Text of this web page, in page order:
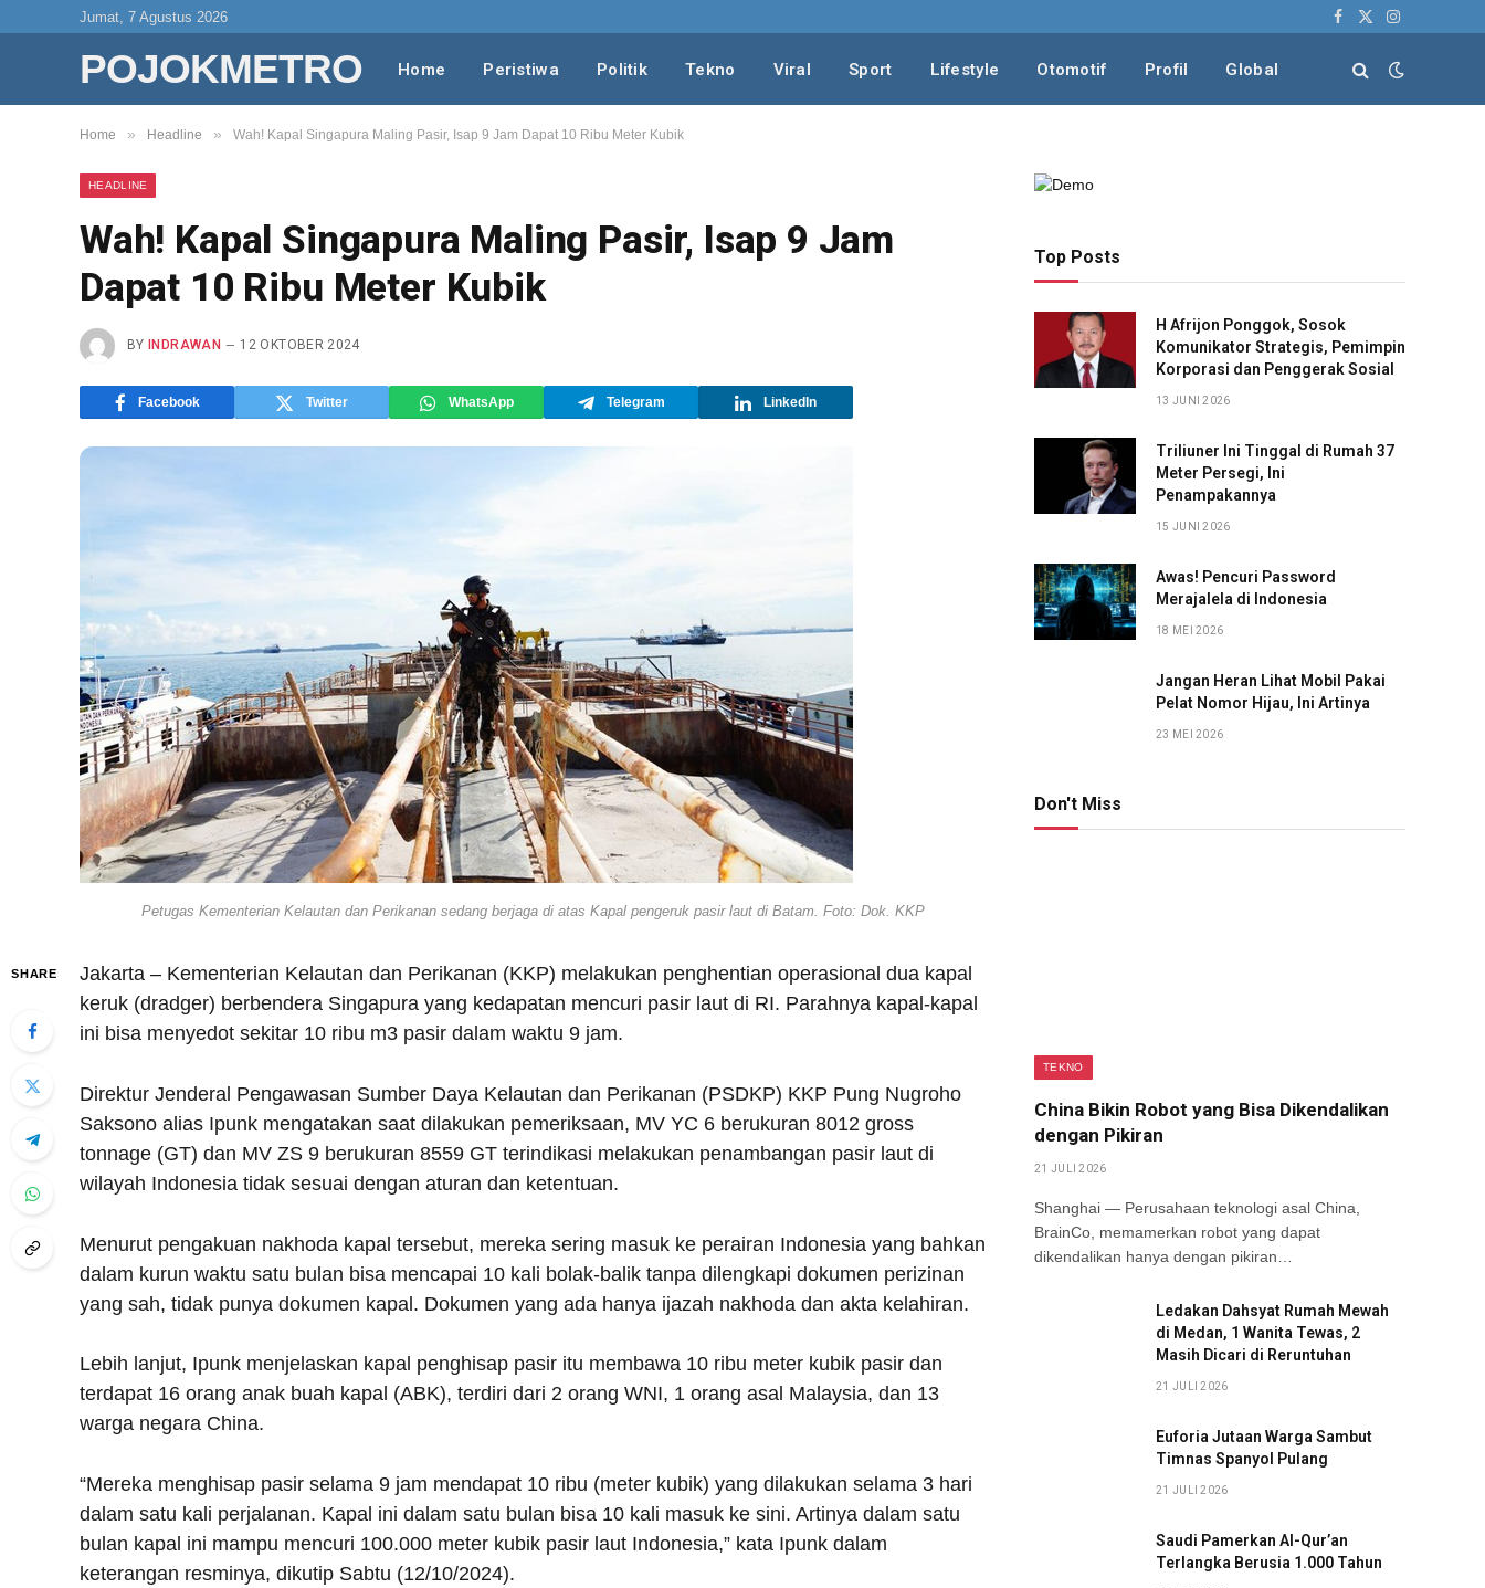
Jumat, 7 Agustus 2026
Facebook
X
Instagram
POJOKMETRO Home Peristiwa Politik Tekno Viral Sport Lifestyle Otomotif Profil Global
Home » Headline » Wah! Kapal Singapura Maling Pasir, Isap 9 Jam Dapat 10 Ribu Meter Kubik
HEADLINE
Wah! Kapal Singapura Maling Pasir, Isap 9 Jam
Dapat 10 Ribu Meter Kubik
BY INDRAWAN 12 OKTOBER 2024
Facebook Twitter WhatsApp Telegram LinkedIn
Petugas Kementerian Kelautan dan Perikanan sedang berjaga di atas Kapal pengeruk pasir laut di Batam. Foto: Dok. KKP
SHARE
Jakarta – Kementerian Kelautan dan Perikanan (KKP) melakukan penghentian operasional dua kapal
keruk (dradger) berbendera Singapura yang kedapatan mencuri pasir laut di RI. Parahnya kapal-kapal
ini bisa menyedot sekitar 10 ribu m3 pasir dalam waktu 9 jam.
Direktur Jenderal Pengawasan Sumber Daya Kelautan dan Perikanan (PSDKP) KKP Pung Nugroho
Saksono alias Ipunk mengatakan saat dilakukan pemeriksaan, MV YC 6 berukuran 8012 gross
tonnage (GT) dan MV ZS 9 berukuran 8559 GT terindikasi melakukan penambangan pasir laut di
wilayah Indonesia tidak sesuai dengan aturan dan ketentuan.
Menurut pengakuan nakhoda kapal tersebut, mereka sering masuk ke perairan Indonesia yang bahkan
dalam kurun waktu satu bulan bisa mencapai 10 kali bolak-balik tanpa dilengkapi dokumen perizinan
yang sah, tidak punya dokumen kapal. Dokumen yang ada hanya ijazah nakhoda dan akta kelahiran.
Lebih lanjut, Ipunk menjelaskan kapal penghisap pasir itu membawa 10 ribu meter kubik pasir dan
terdapat 16 orang anak buah kapal (ABK), terdiri dari 2 orang WNI, 1 orang asal Malaysia, dan 13
warga negara China.
“Mereka menghisap pasir selama 9 jam mendapat 10 ribu (meter kubik) yang dilakukan selama 3 hari
dalam satu kali perjalanan. Kapal ini dalam satu bulan bisa 10 kali masuk ke sini. Artinya dalam satu
bulan kapal ini mampu mencuri 100.000 meter kubik pasir laut Indonesia,” kata Ipunk dalam
keterangan resminya, dikutip Sabtu (12/10/2024).
Top Posts
H Afrijon Ponggok, Sosok
Komunikator Strategis, Pemimpin
Korporasi dan Penggerak Sosial
13 JUNI 2026
Triliuner Ini Tinggal di Rumah 37
Meter Persegi, Ini
Penampakannya
15 JUNI 2026
Awas! Pencuri Password
Merajalela di Indonesia
18 MEI 2026
Jangan Heran Lihat Mobil Pakai
Pelat Nomor Hijau, Ini Artinya
23 MEI 2026
Don't Miss
TEKNO
China Bikin Robot yang Bisa Dikendalikan
dengan Pikiran
21 JULI 2026
Shanghai — Perusahaan teknologi asal China,
BrainCo, memamerkan robot yang dapat
dikendalikan hanya dengan pikiran…
Ledakan Dahsyat Rumah Mewah
di Medan, 1 Wanita Tewas, 2
Masih Dicari di Reruntuhan
21 JULI 2026
Euforia Jutaan Warga Sambut
Timnas Spanyol Pulang
21 JULI 2026
Saudi Pamerkan Al-Qur’an
Terlangka Berusia 1.000 Tahun